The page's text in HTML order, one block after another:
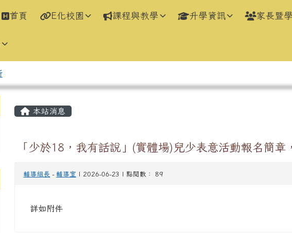
首頁 E化校園 課程與教學 升學資訊 家長暨
主內容區域
本站消息
「少於18，我有話說」(實體場)兒少表意活動報名簡章
輔導組長 - 輔導室 | 2026-06-23 | 點閱數： 89
詳如附件